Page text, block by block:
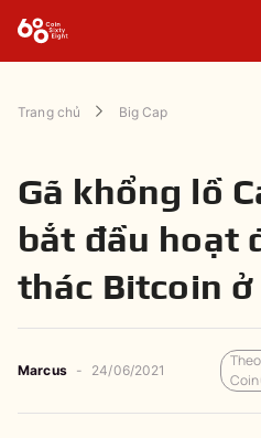
Trang chủ Big Cap
Gã khổng lồ
bắt đầu hoạt
thác Bitcoin
Marcus - 24/06/2021